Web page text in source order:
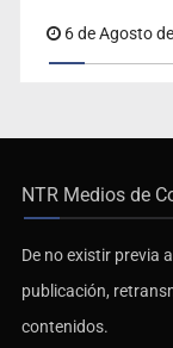
6 de Agosto
NTR Medios de
De no existir previa
publicación,
contenidos.